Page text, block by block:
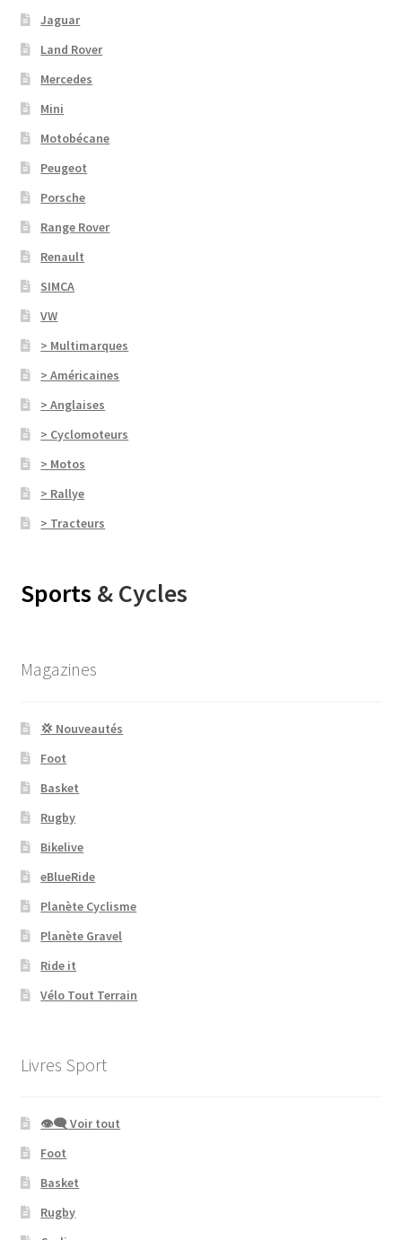
Jaguar
Land Rover
Mercedes
Mini
Motobécane
Peugeot
Porsche
Range Rover
Renault
SIMCA
VW
> Multimarques
> Américaines
> Anglaises
> Cyclomoteurs
> Motos
> Rallye
> Tracteurs
Sports & Cycles
Magazines
💢 Nouveautés
Foot
Basket
Rugby
Bikelive
eBlueRide
Planète Cyclisme
Planète Gravel
Ride it
Vélo Tout Terrain
Livres Sport
👁‍🗨 Voir tout
Foot
Basket
Rugby